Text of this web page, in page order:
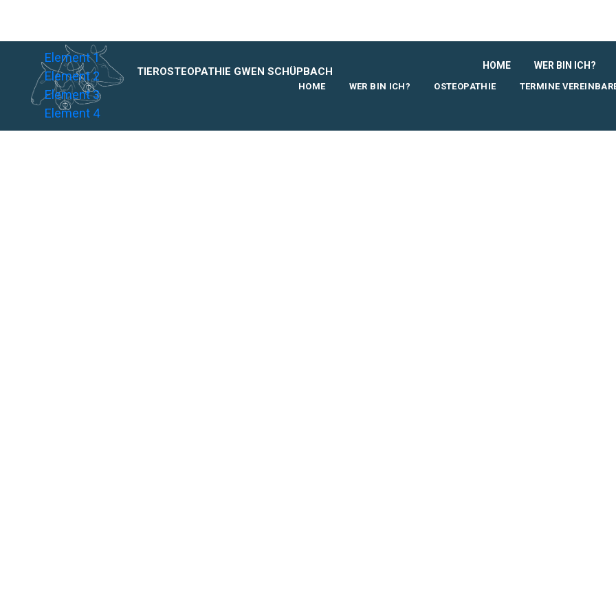
TIEROSTEOPATHIE GWEN SCHÜPBACH
HOME WER BIN ICH?
Element 1
Element 2
Element 3
Element 4
HOME WER BIN ICH? OSTEOPATHIE TERMINE